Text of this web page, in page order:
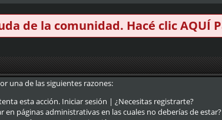
de la comunidad. Hacé clicAQUÍ
una de las siguientes razones:
esta acción. Iniciar sesión | ¿Necesitas registrarte?
páginas administrativas en las cuales no deberías de